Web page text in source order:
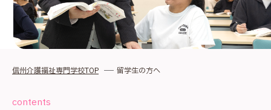
信州介護福祉専門学校TOP 留学生の方へ
contents